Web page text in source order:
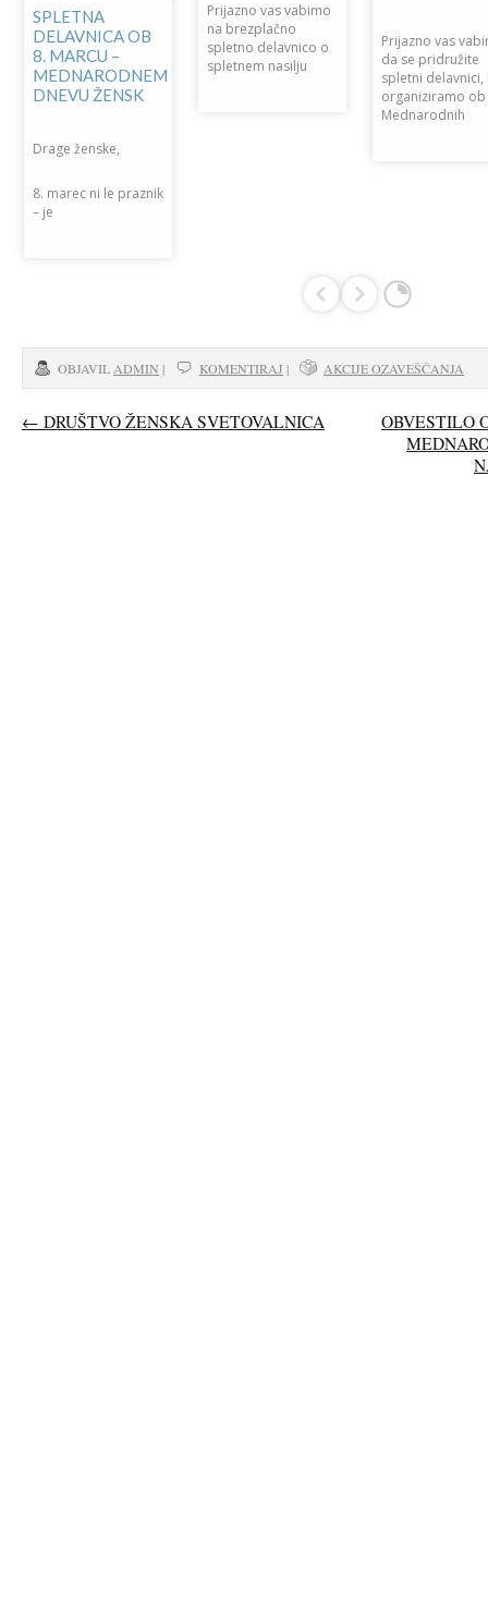
SPLETNA
DELAVNICA OB
8. MARCU –
MEDNARODNEM
DNEVU ŽENSK
Drage ženske,
8. marec ni le praznik
– je
Prijazno vas vabimo
na brezplačno
spletno delavnico o
spletnem nasilju
Prijazno vas
da se pridružite
spletni delavnici,
organiziramo ob
Mednarodnih
OBJAVIL ADMIN | KOMENTIRAJ | AKCIJE OZAVEŠČANJA
← DRUŠTVO ŽENSKA SVETOVALNICA
OBVESTILO